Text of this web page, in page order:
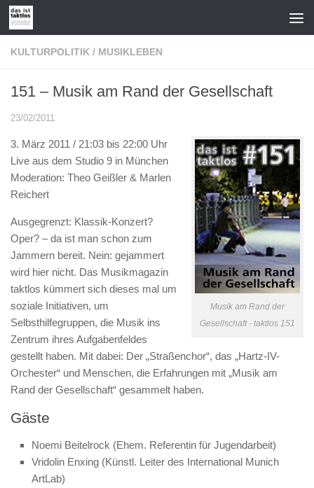
Zum Inhalt springen
KULTURPOLITIK / MUSIKLEBEN
151 – Musik am Rand der Gesellschaft
23/02/2011
Musik am Rand der
Gesellschaft - taktlos 151
3. März 2011 / 21:03 bis 22:00 Uhr
Live aus dem Studio 9 in München
Moderation: Theo Geißler & Marlen
Reichert
Ausgegrenzt: Klassik-Konzert?
Oper? – da ist man schon zum
Jammern bereit. Nein: gejammert
wird hier nicht. Das Musikmagazin
taktlos kümmert sich dieses mal um
soziale Initiativen, um
Selbsthilfegruppen, die Musik ins
Zentrum ihres Aufgabenfeldes
gestellt haben. Mit dabei: Der „Straßenchor“, das „Hartz-IV-
Orchester“ und Menschen, die Erfahrungen mit „Musik am
Rand der Gesellschaft“ gesammelt haben.
Gäste
Noemi Beitelrock (Ehem. Referentin für Jugendarbeit)
Vridolin Enxing (Künstl. Leiter des International Munich
ArtLab)